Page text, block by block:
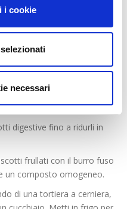
i cookie
necessari
della base:
digestive fino a ridurli in
frullati con il burro fuso
un composto omogeneo.
di una tortiera a cerniera,